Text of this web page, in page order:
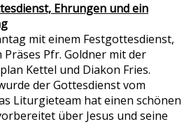
Ehrungen und ein
mit einem Festgottesdienst,
Pfr. Goldner mit der
Kettel und Diakon Fries.
der Gottesdienst vom
Liturgieteam hat einen schönen
über Jesus und seine